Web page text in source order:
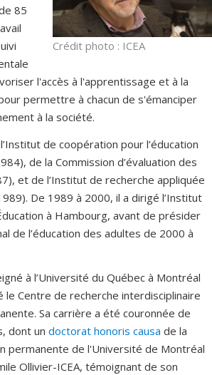
Crédit photo : ICEA
85
l'accès à l'apprentissage et à la
permettre à chacun de s'émanciper
à la société.
de coopération pour l’éducation
de la Commission d’évaluation des
et de l’Institut de recherche appliquée
De 1989 à 2000, il a dirigé l’Institut
à Hambourg, avant de présider
de l’éducation des adultes de 2000 à
à l’Université du Québec à Montréal
le Centre de recherche interdisciplinaire
Sa carrière a été couronnée de
dont un doctorat honoris causa de la
permanente de l'Université de Montréal
Ollivier-ICEA, témoignant de son